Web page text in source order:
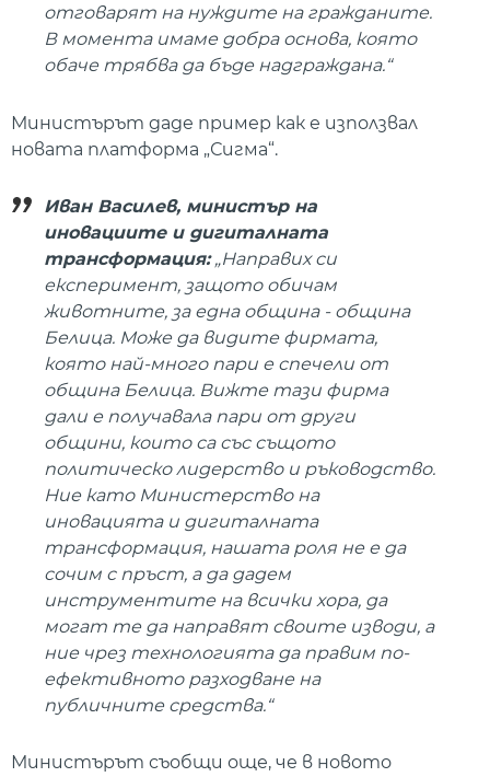
отговарят на нуждите на гражданите.
В момента имаме добра основа, която
обаче трябва да бъде надграждана.“
Министърът даде пример как е използвал
новата платформа „Сигма“.
Иван Василев, министър на
иновациите и дигиталната
трансформация:„Направих си
експеримент, защото обичам
животните, за една община - община
Белица. Може да видите фирмата,
която най-много пари е спечели от
община Белица. Вижте тази фирма
дали е получавала пари от други
общини, които са със същото
политическо лидерство и ръководство.
Ние като Министерство на
иновацията и дигиталната
трансформация, нашата роля не е да
сочим с пръст, а да дадем
инструментите на всички хора, да
могат те да направят своите изводи, а
ние чрез технологията да правим по-
ефективното разходване на
публичните средства.“
Министърът съобщи още, че в новото